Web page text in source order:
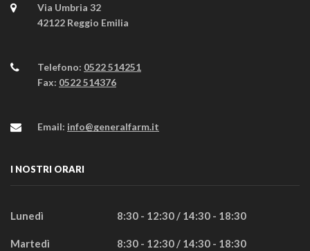
Via Umbria 32
42122 Reggio Emilia
Telefono: 0522 514251
Fax: 0522 514376
Email: info@generalfarm.it
I NOSTRI ORARI
Lunedì 8:30 - 12:30 / 14:30 - 18:30
Martedì 8:30 - 12:30 / 14:30 - 18:30